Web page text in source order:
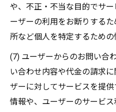
や、不正・不当な目的でサ
ーザーの利用をお断りする
所など個人を特定するため
(7) ユーザーからのお問い合
い合わせ内容や代金の請求
ザーに対してサービスを提
情報や、ユーザーのサービ